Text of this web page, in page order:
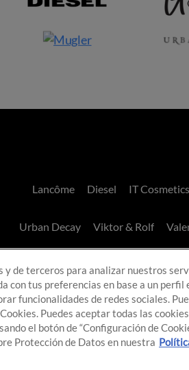
Lancôme Diesel IT Cosmetics
Urban Decay Viktor & Rolf
y de terceros para analizar nuestros
con tus preferencias en base a un perfil
funcionalidades de redes sociales.
Puedes aceptar todas las
el botón de “Configuración de
Protección de Datos en nuestra